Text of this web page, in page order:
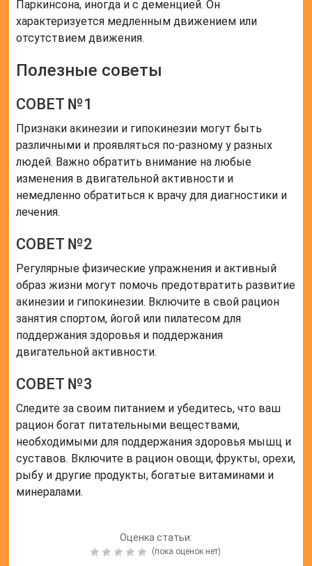
Паркинсона, иногда и с деменцией. Он
характеризуется медленным движением или
отсутствием движения.
Полезные советы
СОВЕТ №1
Признаки акинезии и гипокинезии могут быть
различными и проявляться по-разному у разных
людей. Важно обратить внимание на любые
изменения в двигательной активности и
немедленно обратиться к врачу для диагностики и
лечения.
СОВЕТ №2
Регулярные физические упражнения и активный
образ жизни могут помочь предотвратить развитие
акинезии и гипокинезии. Включите в свой рацион
занятия спортом, йогой или пилатесом для
поддержания здоровья и поддержания
двигательной активности.
СОВЕТ №3
Следите за своим питанием и убедитесь, что ваш
рацион богат питательными веществами,
необходимыми для поддержания здоровья мышц и
суставов. Включите в рацион овощи, фрукты, орехи,
рыбу и другие продукты, богатые витаминами и
минералами.
Оценка статьи:
(пока оценок нет)